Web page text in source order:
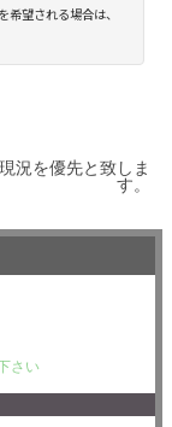
況を優先と致しま
す。
さい